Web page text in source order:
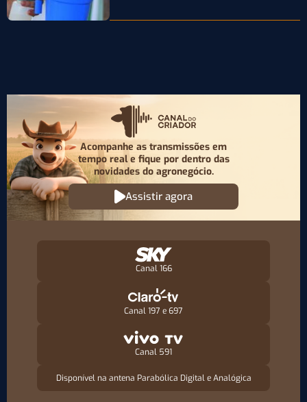
Acompanhe as transmissões em
tempo real e fique por dentro das
novidades do agronegócio.
Assistir agora
Canal 166
Canal 197 e 697
Canal 591
Disponível na antena Parabólica Digital e Analógica